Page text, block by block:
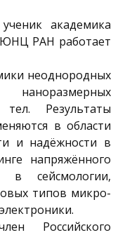
академика
РАН работает
неоднородных
Результаты
в области
и надёжности в
напряжённого
в сейсмологии,
типов микро-
Российского